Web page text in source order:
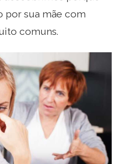
por sua mãe com
comuns.